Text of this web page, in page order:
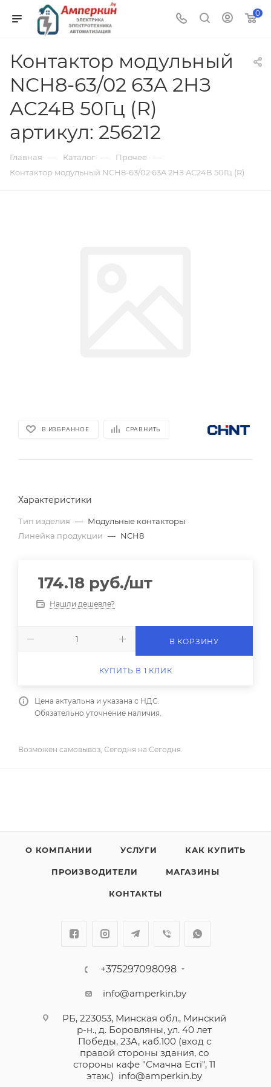
0
Контактор модульный
NCH8-63/02 63A 2НЗ
AC24В 50Гц (R)
артикул: 256212
Главная — Каталог — Прочее —
Контактор модульный NCH8-63/02 63A 2НЗ AC24В 50Гц (R)
В ИЗБРАННОЕ СРАВНИТЬ
Характеристики
Тип изделия — Модульные контакторы
Линейка продукции — NCH8
174.18 руб./шт
Нашли дешевле?
В КОРЗИНУ
КУПИТЬ В 1 КЛИК
Цена актуальна и указана с НДС.
Обязательно уточнение наличия.
Возможен самовывоз, Сегодня на Сегодня.
О КОМПАНИИ УСЛУГИ КАК КУПИТЬ
ПРОИЗВОДИТЕЛИ МАГАЗИНЫ
КОНТАКТЫ
+375297098098
info@amperkin.by
РБ, 223053, Минская обл., Минский
р-н., д. Боровляны, ул. 40 лет
Победы, 23А, каб.100 (вход с
правой стороны здания, со
стороны кафе "Смачна Естi", 11
этаж.) info@amperkin.by